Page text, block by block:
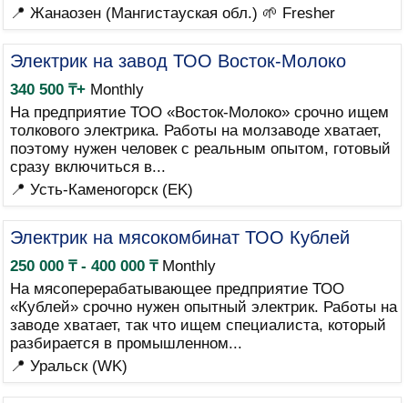
📍 Жанаозен (Мангистауская обл.) 🌱 Fresher
Электрик на завод ТОО Восток-Молоко
340 500 ₸+Monthly
На предприятие ТОО «Восток-Молоко» срочно ищем
толкового электрика. Работы на молзаводе хватает,
поэтому нужен человек с реальным опытом, готовый
сразу включиться в...
📍 Усть-Каменогорск (EK)
Электрик на мясокомбинат ТОО Кублей
250 000 ₸ - 400 000 ₸Monthly
На мясоперерабатывающее предприятие ТОО
«Кублей» срочно нужен опытный электрик. Работы на
заводе хватает, так что ищем специалиста, который
разбирается в промышленном...
📍 Уральск (WK)